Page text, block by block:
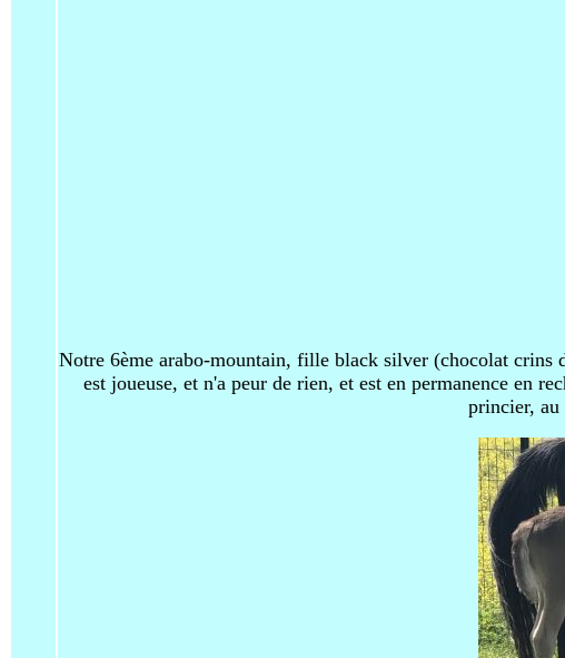
Notre 6ème arabo-mountain, fille black silver (chocolat crins
est joueuse, et n'a peur de rien, et est en permanence en
princier, au